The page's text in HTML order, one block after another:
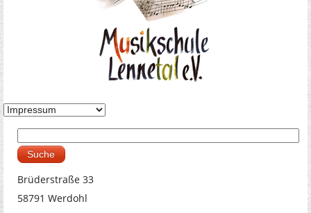
Suchformular
Brüderstraße 33
58791 Werdohl